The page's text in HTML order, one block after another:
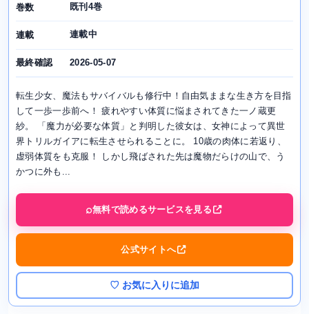
巻数 既刊4巻
連載 連載中
最終確認 2026-05-07
転生少女、魔法もサバイバルも修行中！自由気ままな生き方を目指
して一歩一歩前へ！ 疲れやすい体質に悩まされてきた一ノ蔵更
紗。 「魔力が必要な体質」と判明した彼女は、女神によって異世
界トリルガイアに転生させられることに。 10歳の肉体に若返り、
虚弱体質をも克服！ しかし飛ばされた先は魔物だらけの山で、う
かつに外も...
無料で読めるサービスを見る
公式サイトへ
♡ お気に入りに追加